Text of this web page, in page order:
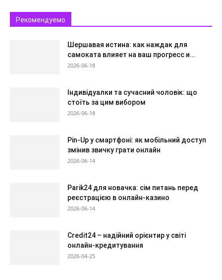
Рекомендуемо
Шершавая истина: как наждак для
самоката влияет на ваш прогресс и...
2026-06-18
Індивідуалки та сучасний чоловік: що
стоїть за цим вибором
2026-06-18
Pin-Up у смартфоні: як мобільний доступ
змінив звичку грати онлайн
2026-06-14
Parik24 для новачка: сім питань перед
реєстрацією в онлайн-казино
2026-06-14
Credit24 – надійний орієнтир у світі
онлайн-кредитування
2026-04-25